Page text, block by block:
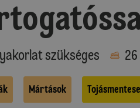
szükséges
Mártások